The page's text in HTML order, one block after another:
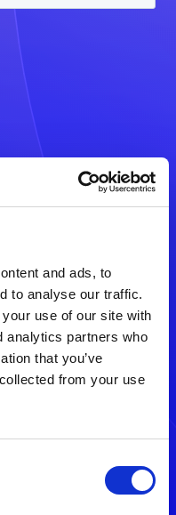
and ads, to
to analyse our traffic.
use of our site with
analytics partners who
that you’ve
from your use
、